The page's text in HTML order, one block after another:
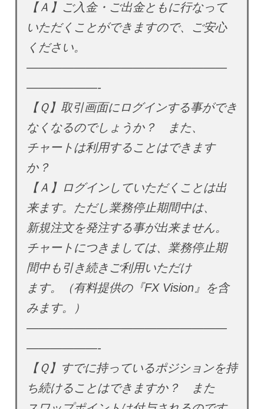
【Ａ】ご入金・ご出金ともに行なって
いただくことができますので、ご安心
ください。
—————————————————
——————-
【Ｑ】取引画面にログインする事ができ
なくなるのでしょうか？ また、
チャートは利用することはできます
か？
【Ａ】ログインしていただくことは出
来ます。ただし業務停止期間中は、
新規注文を発注する事が出来ません。
チャートにつきましては、業務停止期
間中も引き続きご利用いただけ
ます。（有料提供の『FX Vision』を含
みます。）
—————————————————
——————-
【Ｑ】すでに持っているポジションを持
ち続けることはできますか？ また